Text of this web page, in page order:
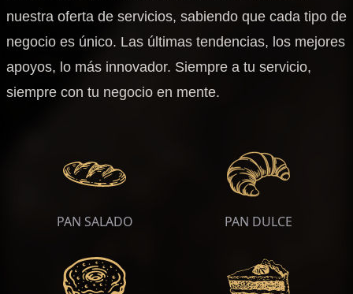
nuestra oferta de servicios, sabiendo que cada tipo de
negocio es único. Las últimas tendencias, los mejores
apoyos, lo más innovador. Siempre a tu servicio,
siempre con tu negocio en mente.
PAN SALADO PAN DULCE